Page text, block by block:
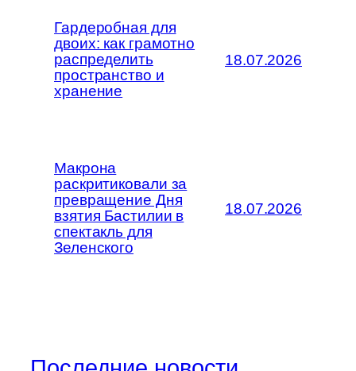
Гардеробная для
двоих: как грамотно
распределить
пространство и
хранение
18.07.2026
Макрона
раскритиковали за
превращение Дня
взятия Бастилии в
спектакль для
Зеленского
18.07.2026